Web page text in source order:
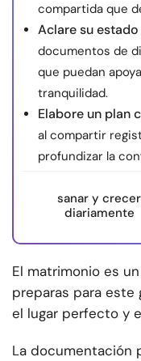
compartida que
Aclare su
documentos de
que puedan
tranquilidad.
Elabore un plan
al compartir
profundizar la
sanar y crecer
diariamente
El matrimonio es
preparas para este
el lugar perfecto y
La documentación